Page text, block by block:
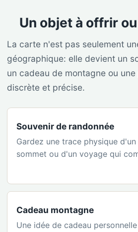
Un objet à offrir
La carte n'est pas seulement
géographique: elle devient un
un cadeau de montagne ou
discrète et précise.
Souvenir de randonnée
Gardez une trace physique
sommet ou d'un voyage qui
Cadeau montagne
Une idée de cadeau